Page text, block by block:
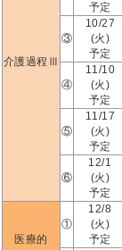
介護過程Ⅲ
予定
③
10/27
(火)
予定
④
11/10
(火)
予定
⑤
11/17
(火)
予定
⑥
12/1
(火)
予定
医療的
①
12/8
(火)
予定